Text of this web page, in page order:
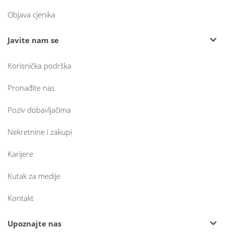
Objava cjenika
Javite nam se
Korisnička podrška
Pronađite nas
Poziv dobavljačima
Nekretnine i zakupi
Karijere
Kutak za medije
Kontakt
Upoznajte nas